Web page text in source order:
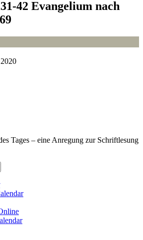
42 Evangelium nach
Tages – eine Anregung zur Schriftlesung